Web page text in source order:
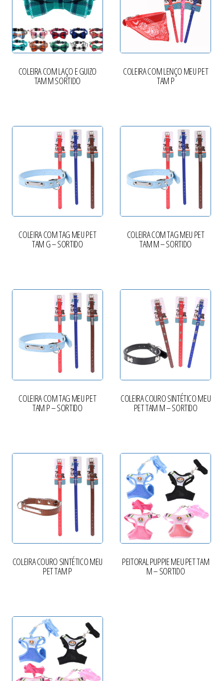
COLEIRA COM LAÇO E GUIZO
TAM M SORTIDO
COLEIRA COM LENÇO MEU PET
TAM P
COLEIRA COM TAG MEU PET
TAM G – SORTIDO
COLEIRA COM TAG MEU PET
TAM M – SORTIDO
COLEIRA COM TAG MEU PET
TAM P – SORTIDO
COLEIRA COURO SINTÉTICO MEU
PET TAM M – SORTIDO
COLEIRA COURO SINTÉTICO MEU
PET TAM P
PEITORAL PUPPIE MEU PET TAM
M – SORTIDO